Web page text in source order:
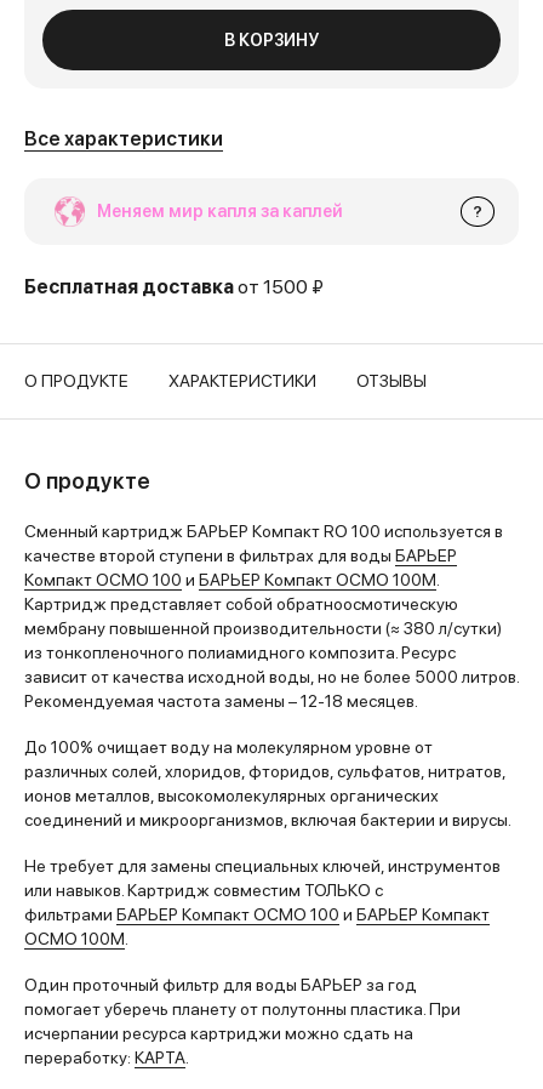
В КОРЗИНУ
Все характеристики
Меняем мир капля за каплей ?
Бесплатная доставкаот 1500 ₽
О ПРОДУКТЕ ХАРАКТЕРИСТИКИ ОТЗЫВЫ
О продукте
Сменный картридж БАРЬЕР Компакт RO 100 используется в
качестве второй ступени в фильтрах для воды БАРЬЕР
Компакт ОСМО 100 и БАРЬЕР Компакт ОСМО 100M
Картридж представляет собой обратноосмотическую
мембрану повышенной производительности (≈ 380 л/сутки)
из тонкопленочного полиамидного композита. Ресурс
зависит от качества исходной воды, но не более 5000 литров.
Рекомендуемая частота замены – 12-18 месяцев.
До 100% очищает воду на молекулярном уровне от
различных солей, хлоридов, фторидов, сульфатов, нитратов,
ионов металлов, высокомолекулярных органических
соединений и микроорганизмов, включая бактерии и вирусы.
Не требует для замены специальных ключей, инструментов
или навыков. Картридж совместим ТОЛЬКО с
фильтрами БАРЬЕР Компакт ОСМО 100 и БАРЬЕР Компакт
ОСМО 100M
Один проточный фильтр для воды БАРЬЕР за год
помогает уберечь планету от полутонны пластика. При
исчерпании ресурса картриджи можно сдать на
переработку: КАРТА